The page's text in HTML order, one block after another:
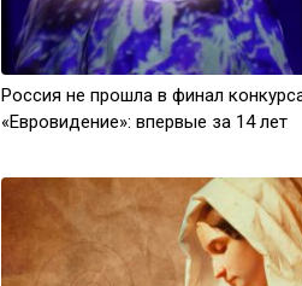
Россия не прошла в финал
«Евровидение»: впервые за 14 лет